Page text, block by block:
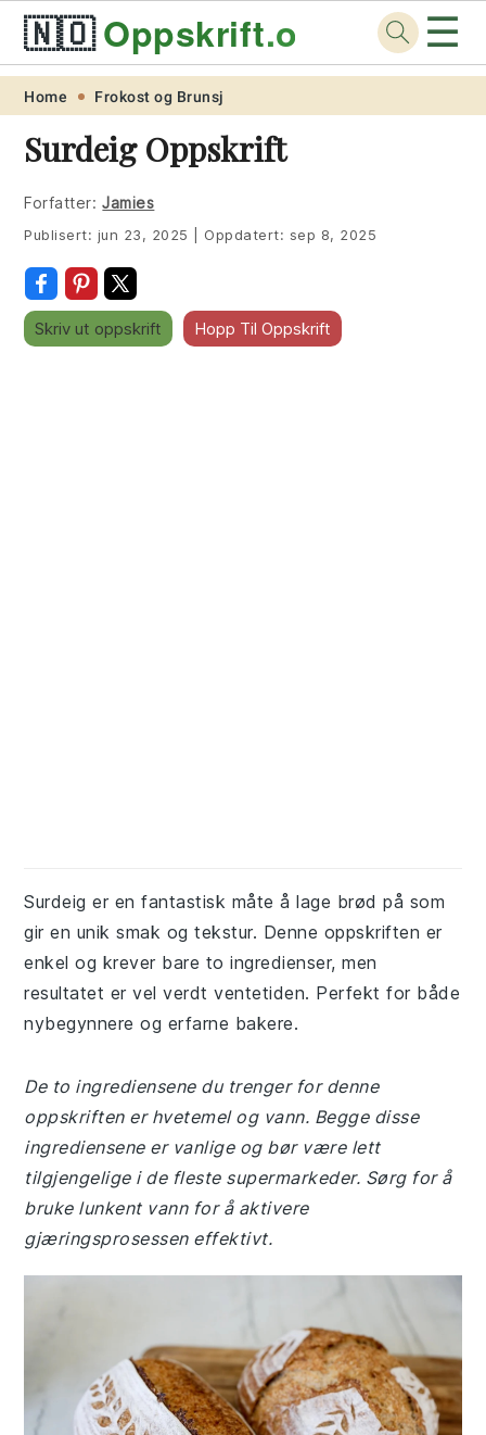
Skip
primary
navigation
Skip
main
content
Skip
primary
sidebar
Skip
footer
🇳🇴Oppskrift.org ☰
Home Frokost og Brunsj
Surdeig Oppskrift
Forfatter: Jamies
Publisert: jun 23, 2025 Oppdatert: sep 8, 2025
Skriv ut oppskrift Hopp Til Oppskrift
Surdeig er en fantastisk måte å lage brød på som
gir en unik smak og tekstur. Denne oppskriften er
enkel og krever bare to ingredienser, men
resultatet er vel verdt ventetiden. Perfekt for både
nybegynnere og erfarne bakere.
De to ingrediensene du trenger for denne
oppskriften er hvetemel og vann. Begge disse
ingrediensene er vanlige og bør være lett
tilgjengelige i de fleste supermarkeder. Sørg for å
bruke lunkent vann for å aktivere
gjæringsprosessen effektivt.